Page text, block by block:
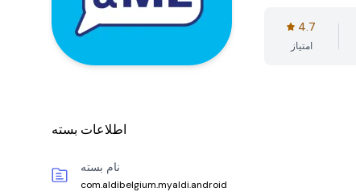
4.7
امتیاز
اطلاعات بسته
نام بسته
com.aldibelgium.myaldi.android